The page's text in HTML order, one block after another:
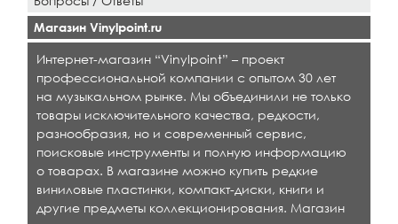
Магазин Vinylpoint.ru
Интернет-магазин “Vinylpoint” – проект
профессиональной компании с опытом 30 лет
на музыкальном рынке. Мы объединили не только
товары исключительного качества, редкости,
разнообразия, но и современный сервис,
поисковые инструменты и полную информацию
о товарах. В магазине можно купить редкие
виниловые пластинки, компакт-диски, книги и
другие предметы коллекционирования. Магазин